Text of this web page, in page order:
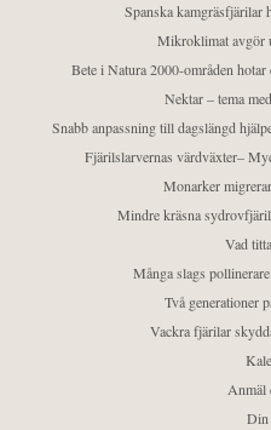
Spanska kamgräsfjärilar
Mikroklimat avgör
Bete i Natura 2000-områden
Nektar – tema
Snabb anpassning till dagslängd
Fjärilslarvernas värdväxter–
Monarker
Mindre kräsna
Vad
Många slags
Två generationer
Vackra fjärilar
Anmäl
Din